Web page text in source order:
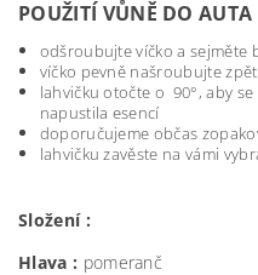
POUŽITÍ VŮNĚ DO AUTA
odšroubujte víčko a sejměte
víčko pevně našroubujte
lahvičku otočte o 90°, aby
napustila esencí
doporučujeme občas
lahvičku zavěste na vámi
Složení :
Hlava : pomeranč